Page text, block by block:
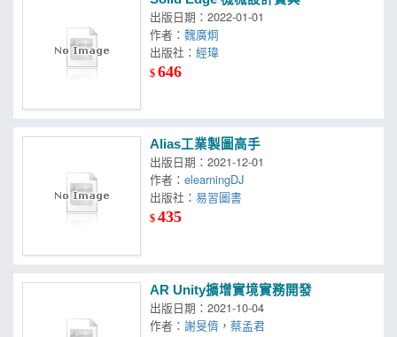
出版日期：2022-01-01
作者：魏廣炯
出版社：
$646
Alias工業製圖高手
出版日期：2021-12-01
作者：elearningDJ
出版社：
$435
AR Unity擴增實境實務開發
出版日期：2021-10-04
作者：謝旻儕 ，蔡孟君